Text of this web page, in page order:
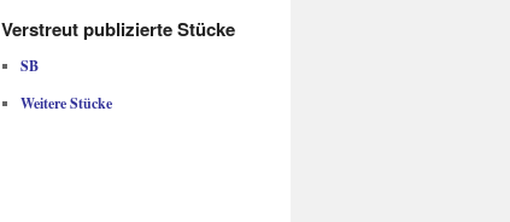
Verstreut publizierte Stücke
SB
Weitere Stücke